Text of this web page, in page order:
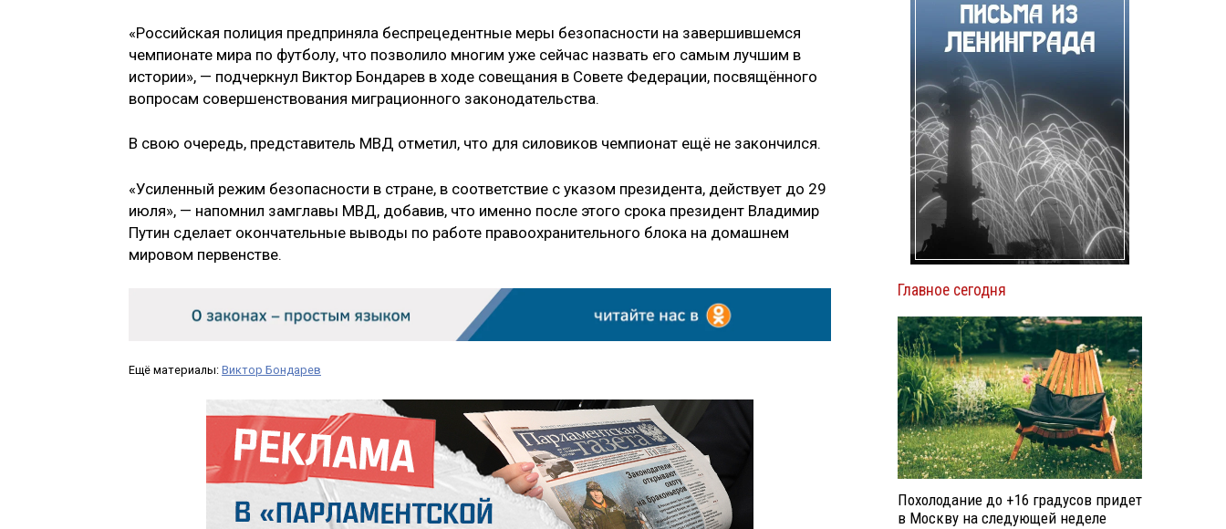
«Российская полиция предприняла беспрецедентные меры безопасности на завершившемся
чемпионате мира по футболу, что позволило многим уже сейчас назвать его самым лучшим в
истории», — подчеркнул Виктор Бондарев в ходе совещания в Совете Федерации, посвящённого
вопросам совершенствования миграционного законодательства.
В свою очередь, представитель МВД отметил, что для силовиков чемпионат ещё не закончился.
«Усиленный режим безопасности в стране, в соответствие с указом президента, действует до 29
июля», — напомнил замглавы МВД, добавив, что именно после этого срока президент Владимир
Путин сделает окончательные выводы по работе правоохранительного блока на домашнем
мировом первенстве.
Ещё материалы: Виктор Бондарев
Главное сегодня
Похолодание до +16 градусов придет
в Москву на следующей неделе